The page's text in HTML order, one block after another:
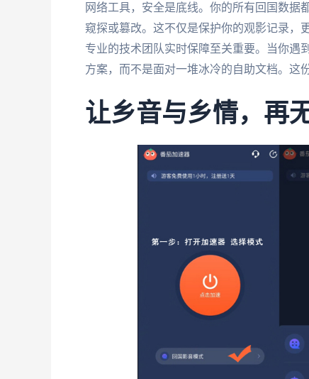
网络工具，安全是底线。你的所有回国数据
窥探或篡改。这不仅是保护你的观影记录，
专业的技术团队实时保障至关重要。当你遇
方案，而不是面对一堆冰冷的自助文档。这
让乡音与乡情，再